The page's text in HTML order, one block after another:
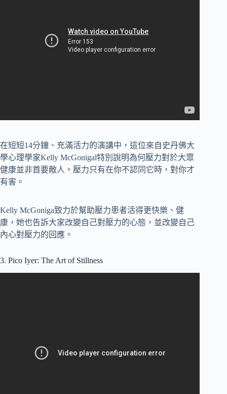
在短短14分鐘、充滿活力的演講中，這位來自史丹佛大
學心理學家Kelly McGonigal特別說明為何壓力對於大眾
健康並非首要敵人。壓力只有在你不認同它時，對你才
有害。
Kelly McGoniga致力於幫助壓力患者活得更快樂、健
康，她也告訴大家改變自己對壓力的心態，並改變自己
內心對壓力的回應。
3. Pico Iyer: The Art of Stillness